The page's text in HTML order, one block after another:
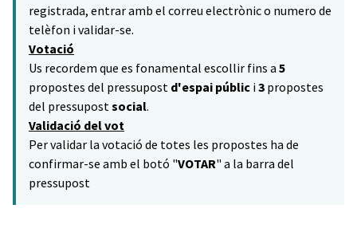
registrada, entrar amb el correu electrònic o numero de
telèfon i validar-se.
Votació
Us recordem que es fonamental escollir fins a 5
propostes del pressupost d'espai públic i3 propostes
del pressupostsocial.
Validació del vot
Per validar la votació de totes les propostes ha de
confirmar-se amb el botó "VOTAR" a la barra del
pressupost